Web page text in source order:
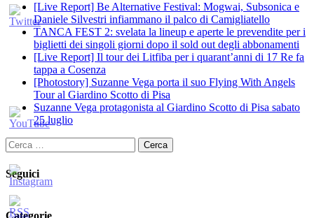
[Live Report] Be Alternative Festival: Mogwai, Subsonica e
Daniele Silvestri infiammano il palco di Camigliatello
TANCA FEST 2: svelata la lineup e aperte le prevendite per i
biglietti dei singoli giorni dopo il sold out degli abbonamenti
[Live Report] Il tour dei Litfiba per i quarant’anni di 17 Re fa
tappa a Cosenza
[Photostory] Suzanne Vega porta il suo Flying With Angels
Tour al Giardino Scotto di Pisa
Suzanne Vega protagonista al Giardino Scotto di Pisa sabato
25 luglio
Ricerca
per:
Seguici
Categorie